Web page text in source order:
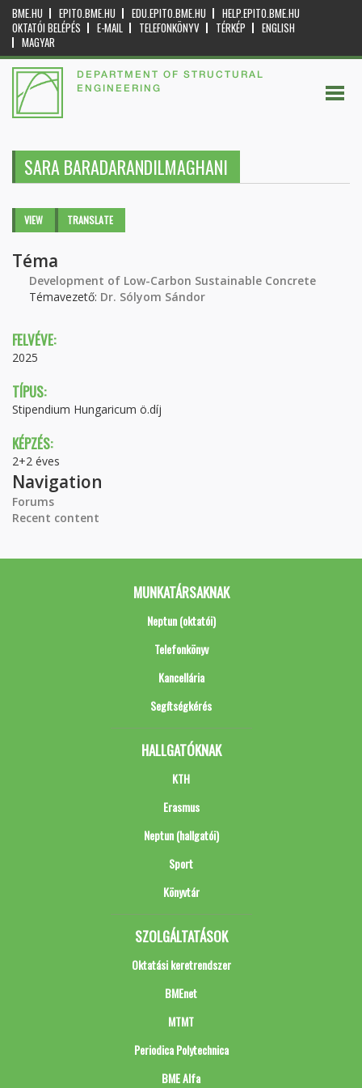
BME.HU EPITO.BME.HU EDU.EPITO.BME.HU
HELP.EPITO.BME.HU
OKTATÓI BELÉPÉS
E-MAIL TELEFONKÖNYV TÉRKÉP
ENGLISH
MAGYAR
DEPARTMENT OF STRUCTURAL
ENGINEERING
SARA BARADARANDILMAGHANI
Primary tabs
VIEW (ACTIVETRANSLATE
Téma
Development of Low-Carbon Sustainable Concrete
Témavezető: Dr. Sólyom Sándor
FELVÉVE:
2025
TÍPUS:
Stipendium Hungaricum ö.díj
KÉPZÉS:
2+2 éves
Navigation
Forums
Recent content
MUNKATÁRSAKNAK
Neptun (oktatói)
Telefonkönyv
Kancellária
Segítségkérés
HALLGATÓKNAK
KTH
Erasmus
Neptun (hallgatói)
Sport
Könyvtár
SZOLGÁLTATÁSOK
Oktatási keretrendszer
BMEnet
MTMT
Periodica Polytechnica
BME Alfa